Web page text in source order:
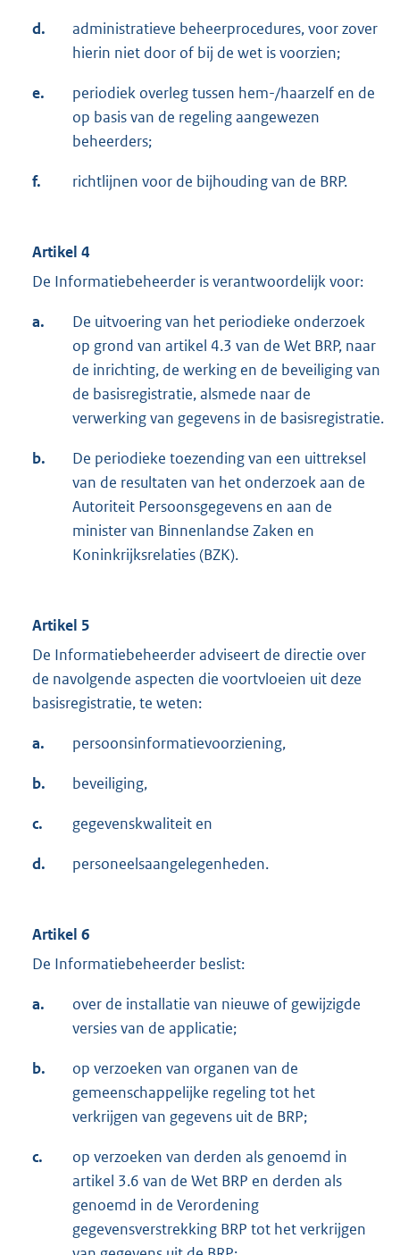
d.
administratieve beheerprocedures, voor zover
hierin niet door of bij de wet is voorzien;
e.
periodiek overleg tussen hem-/haarzelf en de
op basis van de regeling aangewezen
beheerders;
f. richtlijnen voor de bijhouding van de BRP.
Artikel 4
De Informatiebeheerder is verantwoordelijk voor:
a.
De uitvoering van het periodieke onderzoek
op grond van artikel 4.3 van de Wet BRP, naar
de inrichting, de werking en de beveiliging van
de basisregistratie, alsmede naar de
verwerking van gegevens in de basisregistratie.
b.
De periodieke toezending van een uittreksel
van de resultaten van het onderzoek aan de
Autoriteit Persoonsgegevens en aan de
minister van Binnenlandse Zaken en
Koninkrijksrelaties (BZK).
Artikel 5
De Informatiebeheerder adviseert de directie over
de navolgende aspecten die voortvloeien uit deze
basisregistratie, te weten:
a. persoonsinformatievoorziening,
b. beveiliging,
c. gegevenskwaliteit en
d. personeelsaangelegenheden.
Artikel 6
De Informatiebeheerder beslist:
a.
over de installatie van nieuwe of gewijzigde
versies van de applicatie;
b.
op verzoeken van organen van de
gemeenschappelijke regeling tot het
verkrijgen van gegevens uit de BRP;
c.
op verzoeken van derden als genoemd in
artikel 3.6 van de Wet BRP en derden als
genoemd in de Verordening
gegevensverstrekking BRP tot het verkrijgen